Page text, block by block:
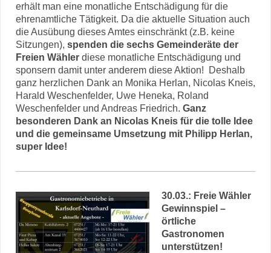
erhält man eine monatliche Entschädigung für die
ehrenamtliche Tätigkeit. Da die aktuelle Situation auch
die Ausübung dieses Amtes einschränkt (z.B. keine
Sitzungen), spenden die sechs Gemeinderäte der
Freien Wähler diese monatliche Entschädigung und
sponsern damit unter anderem diese Aktion! Deshalb
ganz herzlichen Dank an Monika Herlan, Nicolas Kneis,
Harald Weschenfelder, Uwe Heneka, Roland
Weschenfelder und Andreas Friedrich. Ganz
besonderen Dank an Nicolas Kneis für die tolle Idee
und die gemeinsame Umsetzung mit Philipp Herlan,
super Idee!
30.03.: Freie Wähler
Gewinnspiel –
örtliche
Gastronomen
unterstützen!